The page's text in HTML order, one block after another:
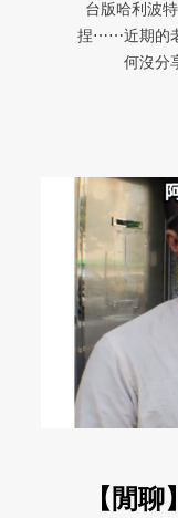
台版哈利波
捏⋯⋯近期的
何沒分
【閒